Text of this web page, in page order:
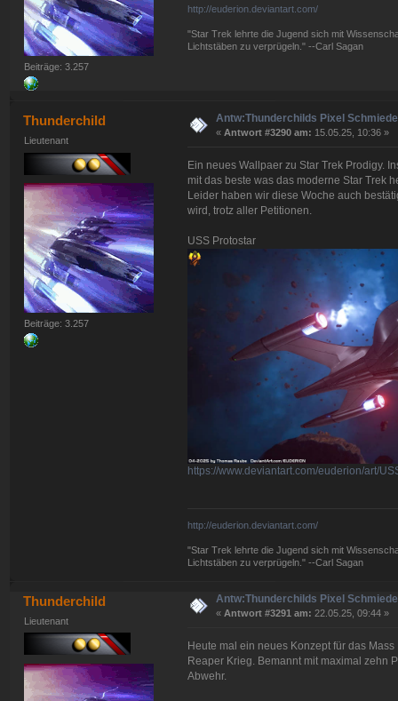
Beiträge: 3.257
http://euderion.deviantart.com/
"Star Trek lehrte die Jugend sich mit
Lichtstäben zu verprügeln." --Carl Sagan
Thunderchild
Lieutenant
Beiträge: 3.257
Antw:Thunderchilds Pixel Schmiede
«Antwort #3290 am: 15.05.25, 10:36 »
Ein neues Wallpaer zu Star Trek Prodigy.
mit das beste was das moderne Star Trek
Leider haben wir diese Woche auch
wird, trotz aller Petitionen.
USS Protostar
https://www.deviantart.com/euderion/art/
http://euderion.deviantart.com/
"Star Trek lehrte die Jugend sich mit
Lichtstäben zu verprügeln." --Carl Sagan
Thunderchild
Lieutenant
Antw:Thunderchilds Pixel Schmiede
« Antwort #3291 am: 22.05.25, 09:44 »
Heute mal ein neues Konzept für das
Reaper Krieg. Bemannt mit maximal zehn
Abwehr.